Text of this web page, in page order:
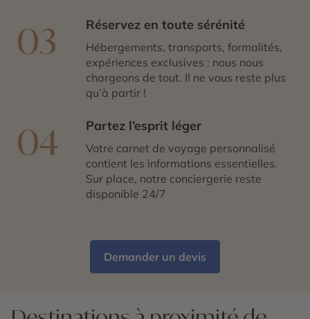
03 Réservez en toute sérénité
Hébergements, transports, formalités,
expériences exclusives : nous nous
chargeons de tout. Il ne vous reste plus
qu’à partir !
04 Partez l’esprit léger
Votre carnet de voyage personnalisé
contient les informations essentielles.
Sur place, notre conciergerie reste
disponible 24/7
Demander un devis